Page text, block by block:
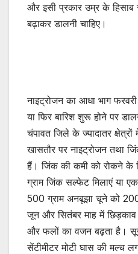
और इसी प्रकार उम्र के हिसाब
बढ़ाकर डालनी चाहिए।
नाइट्रोजन का आधा भाग
या फिर बारिश शुरू होने पर
चंपावत जिले के ज्यादातर
खासतौर पर नाइट्रोजन तथा
हैं। जिंक की कमी को रोकने के
ग्राम जिंक सल्फेट मिलाएं या
500 ग्राम अनबूझा चूने को 200
जून और सितंबर माह में छिड़काव
और फलों का वजन बढ़ता है।
सेंटीमीटर मोटी घास की मल्च